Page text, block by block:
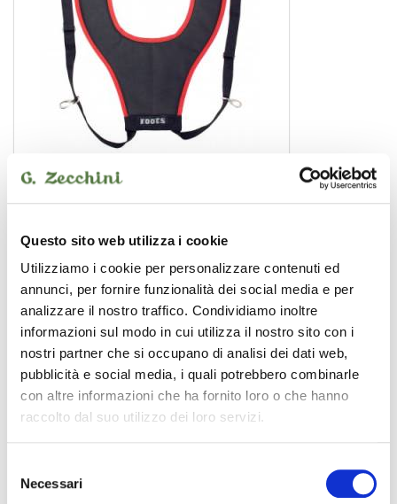
Questo sito web utilizza i cookie
Utilizziamo i cookie per personalizzare contenuti ed
annunci, per fornire funzionalità dei social media e per
analizzare il nostro traffico. Condividiamo inoltre
informazioni sul modo in cui utilizza il nostro sito con i
nostri partner che si occupano di analisi dei dati web,
pubblicità e social media, i quali potrebbero combinarle
con altre informazioni che ha fornito loro o che hanno
raccolto dal suo utilizzo dei loro servizi.
delNecessari
Sangl 15
ROOTS